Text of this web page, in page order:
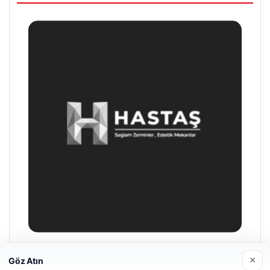
Enes Kaplan Avukatlık Bürosu
Göz Atın ×